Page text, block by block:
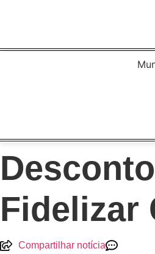
Fidelizar
Compartilhar notícia